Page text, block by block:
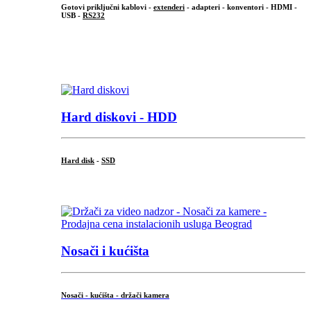
Gotovi priključni kablovi - extenderi - adapteri - konventori - HDMI -
USB - RS232
Hard diskovi - HDD
Hard disk - SSD
Nosači i kućišta
Nosači - kućišta - držači kamera